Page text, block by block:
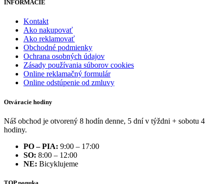
INFORMÁCIE
Kontakt
Ako nakupovať
Ako reklamovať
Obchodné podmienky
Ochrana osobných údajov
Zásady používania súborov cookies
Online reklamačný formulár
Online odstúpenie od zmluvy
Otváracie hodiny
Náš obchod je otvorený 8 hodín denne, 5 dní v týždni + sobotu 4
hodiny.
PO – PIA: 9:00 – 17:00
SO: 8:00 – 12:00
NE: Bicyklujeme